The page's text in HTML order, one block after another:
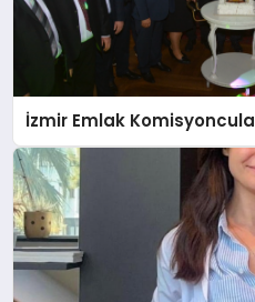
İzmir Emlak